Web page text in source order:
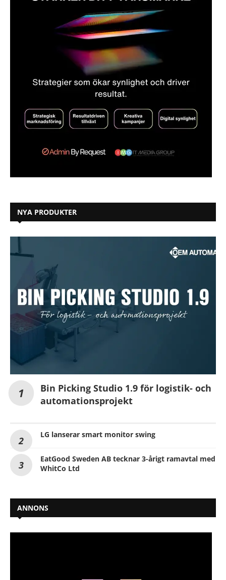
NYA PRODUKTER
Bin Picking Studio 1.9 för logistik- och
automationsprojekt
LG lanserar smart monitor swing
EatGood Sweden AB tecknar 3-årigt ramavtal med
WhitCo Ltd
ANNONS